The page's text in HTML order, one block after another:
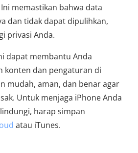
memastikan bahwa data
dan tidak dapat dipulihkan,
privasi Anda.
dapat membantu Anda
konten dan pengaturan di
mudah, aman, dan benar agar
Untuk menjaga iPhone Anda
harap simpan
atau iTunes.